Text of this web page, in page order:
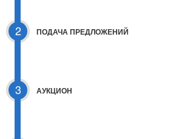
2 ПОДАЧА ПРЕДЛОЖЕНИЙ
3 АУКЦИОН